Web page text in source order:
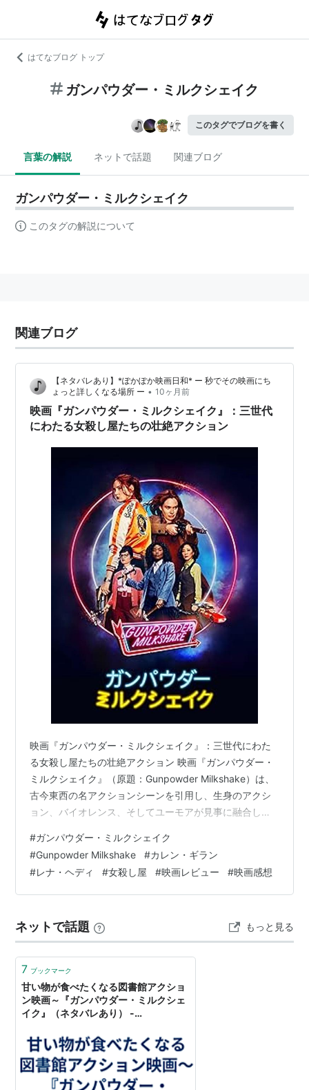
はてなブログ トップ
ガンパウダー・ミルクシェイク
このタグでブログを書く
言葉の解説 ネットで話題 関連ブログ
ガンパウダー・ミルクシェイク
このタグの解説について
関連ブログ
【ネタバレあり】*ぽかぽか映画日和* ー 秒でその映画にち
ょっと詳しくなる場所 ー • 10ヶ月前
映画『ガンパウダー・ミルクシェイク』：三世代
にわたる女殺し屋たちの壮絶アクション
映画『ガンパウダー・ミルクシェイク』：三世代にわた
る女殺し屋たちの壮絶アクション 映画『ガンパウダー・
ミルクシェイク』（原題：Gunpowder Milkshake）は、
古今東西の名アクションシーンを引用し、生身のアクシ
ョン、バイオレンス、そしてユーモアが見事に融合し
ーディアンズ・オブ・ギャラクシー』などで知られるカ
レン・ギランが主演を務め、冷血な殺し屋サムを演じま
す。物語は、サムが12歳の時に、伝説的な殺し屋である
母スカーレット（レナ・ヘディ）に置き去りにされると
に、冷酷非情なプロの殺し屋と…
#ガンパウダー・ミルクシェイク
#Gunpowder Milkshake #カレン・ギラン
#レナ・ヘディ #女殺し屋 #映画レビュー #映画感想
ネットで話題 もっと見る
7 ブックマーク
甘い物が食べたくなる図書館アクショ
ン映画～『ガンパウダー・ミルクシェ
イク』（ネタバレあり） -